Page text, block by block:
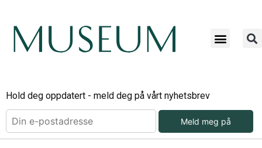
Hold deg oppdatert - meld deg på vårt nyhetsbrev
Meld meg på